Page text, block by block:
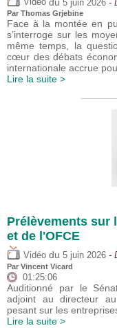
Vidéo 5 juin 2026 -
Par Thomas Grjebine
Face à la montée en
s’interroge sur les
même temps, la
cœur des débats
internationale accrue
Lire la suite >
Prélèvements sur
et de l'OFCE
Vidéo du 5 juin 2026 -
Par Vincent Vicard
01:25:06
Auditionné par le
adjoint au directeur
pesant sur les
Lire la suite >